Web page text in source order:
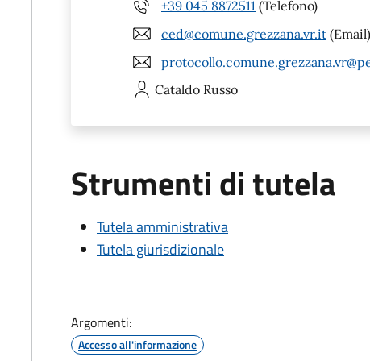
+39 045 8872511 (Telefono)
ced@comune.grezzana.vr.it (Email)
Cataldo Russo
Strumenti di tutela
Tutela amministrativa
Tutela giurisdizionale
Argomenti:
Accesso all'informazione